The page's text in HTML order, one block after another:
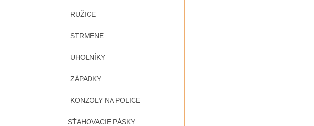
RUŽICE
STRMENE
UHOLNÍKY
ZÁPADKY
KONZOLY NA POLICE
SŤAHOVACIE PÁSKY